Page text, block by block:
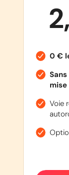
0 €
Voie